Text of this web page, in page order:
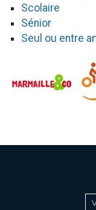
Scolaire
Sénior
Seul ou entre